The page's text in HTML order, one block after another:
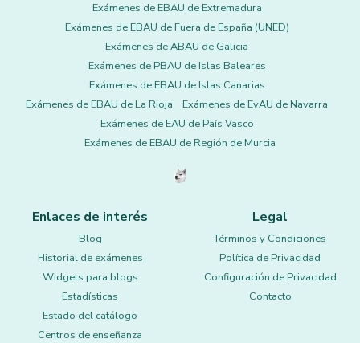
Exámenes de EBAU de Extremadura
Exámenes de EBAU de Fuera de España (UNED)
Exámenes de ABAU de Galicia
Exámenes de PBAU de Islas Baleares
Exámenes de EBAU de Islas Canarias
Exámenes de EBAU de La Rioja
Exámenes de EvAU de Navarra
Exámenes de EAU de País Vasco
Exámenes de EBAU de Región de Murcia
Enlaces de interés
Blog
Historial de exámenes
Widgets para blogs
Estadísticas
Estado del catálogo
Centros de enseñanza
Legal
Términos y Condiciones
Política de Privacidad
Configuración de Privacidad
Contacto